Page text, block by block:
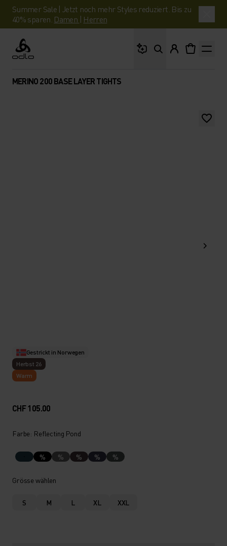
Summer Sale | Jetzt noch mehr Styles reduziert. Bis zu
40% sparen. Damen | Herren
Odlo
MERINO 200 BASE LAYER TIGHTS
Gestrickt in Norwegen
Herbst 26
Warm
CHF 105.00
Farbe: Reflecting Pond
% % % % %
Grösse wählen
S M L XL XXL